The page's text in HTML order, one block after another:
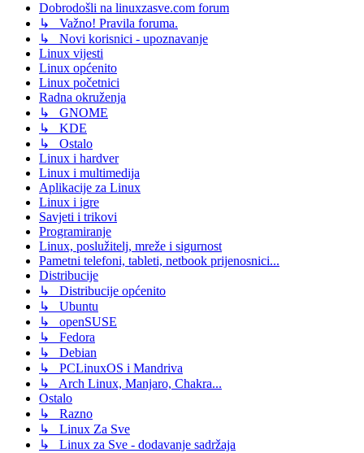
Dobrodošli na linuxzasve.com forum
↳ Važno! Pravila foruma.
↳ Novi korisnici - upoznavanje
Linux vijesti
Linux općenito
Linux početnici
Radna okruženja
↳ GNOME
↳ KDE
↳ Ostalo
Linux i hardver
Linux i multimedija
Aplikacije za Linux
Linux i igre
Savjeti i trikovi
Programiranje
Linux, poslužitelj, mreže i sigurnost
Pametni telefoni, tableti, netbook prijenosnici...
Distribucije
↳ Distribucije općenito
↳ Ubuntu
↳ openSUSE
↳ Fedora
↳ Debian
↳ PCLinuxOS i Mandriva
↳ Arch Linux, Manjaro, Chakra...
Ostalo
↳ Razno
↳ Linux Za Sve
↳ Linux za Sve - dodavanje sadržaja